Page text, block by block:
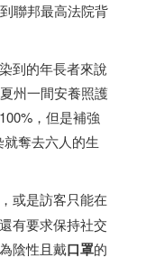
聯邦最高法院背
到的年長者來說
州一間安養照護
，但是補強
奪去六人的生
，或是訪客只能在
有要求保持社交
陰性且戴口罩的